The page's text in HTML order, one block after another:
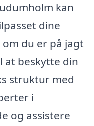
kan
dine
du er på jagt
at beskytte din
struktur med
i
og assistere